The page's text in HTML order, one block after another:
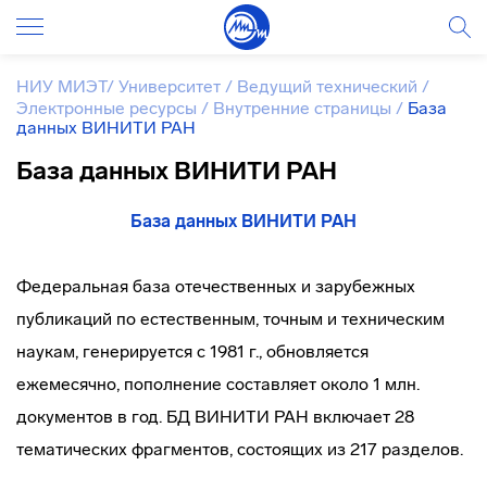
НИУ МИЭТ/ Университет / Ведущий технический /
Электронные ресурсы / Внутренние страницы / База
данных ВИНИТИ РАН
База данных ВИНИТИ РАН
База данных ВИНИТИ РАН
Федеральная база отечественных и зарубежных
публикаций по естественным, точным и техническим
наукам, генерируется с 1981 г., обновляется
ежемесячно, пополнение составляет около 1 млн.
документов в год. БД ВИНИТИ РАН включает 28
тематических фрагментов, состоящих из 217 разделов.